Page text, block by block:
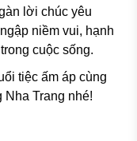
lời chúc yêu
niềm vui, hạnh
cuộc sống.
tiệc ấm áp cùng
Trang nhé!